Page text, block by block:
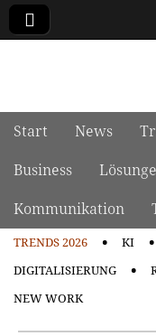
Main menu
Skip to content
Start News
Business
Kommunikation
TRENDS 2026 KI
DIGITALISIERUNG
NEW WORK